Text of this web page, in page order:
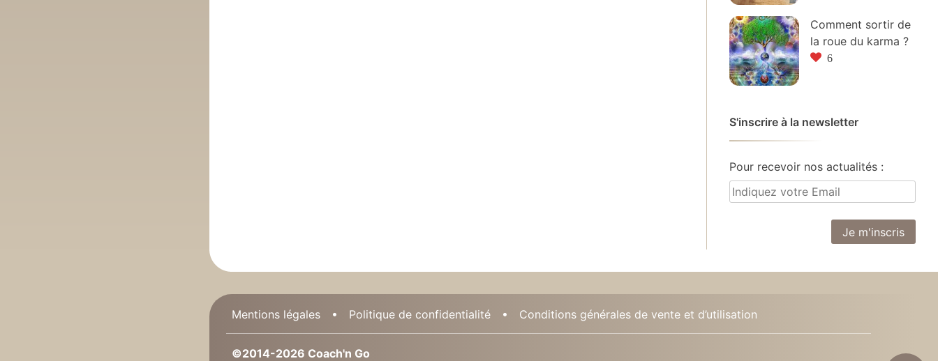
Comment sortir de
la roue du karma ?
6
S'inscrire à la newsletter
Pour recevoir nos actualités :
Mentions légales Politique de confidentialité Conditions générales de vente et d’utilisation
©2014-2026 Coach'n Go